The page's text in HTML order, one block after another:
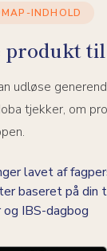
INDHOLD
produkt
udløse
tjekker, om
lavet af
baseret på din
IBS-dagbog